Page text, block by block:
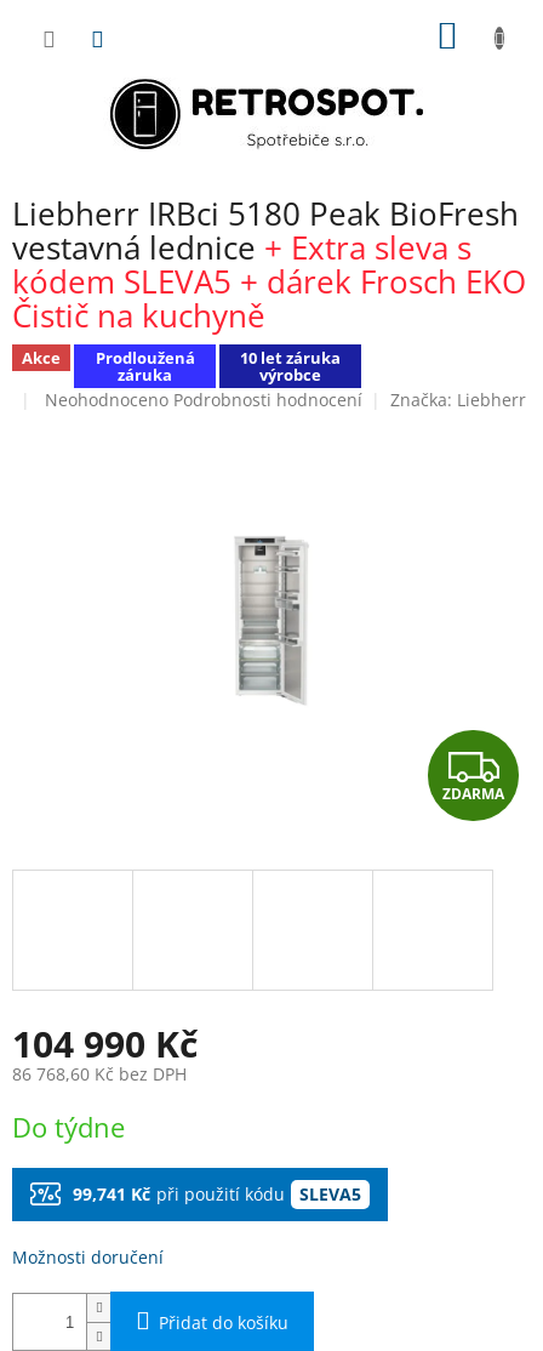
Liebherr IRBci 5180 Peak BioFresh
vestavná lednice + Extra sleva s
kódem SLEVA5 + dárek Frosch EKO
Čistič na kuchyně
Akce Prodloužená
záruka
10 let záruka
výrobce
Průměrné
Neohodnoceno Podrobnosti hodnocení Značka: Liebherr
Z
D
ZDARMA
104 990 Kč
86 768,60 Kč bez DPH
cena:
Do týdne
99,741 Kč při použití kódu SLEVA5
Možnosti doručení
Přidat do košíku